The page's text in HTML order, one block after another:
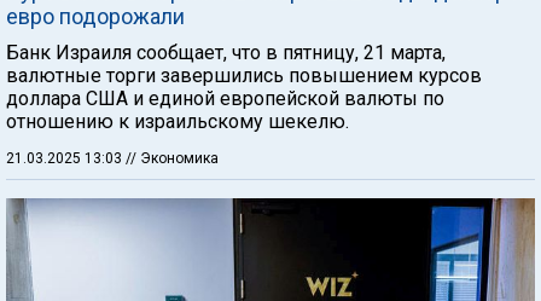
евро подорожали
Банк Израиля сообщает, что в пятницу, 21 марта,
валютные торги завершились повышением курсов
доллара США и единой европейской валюты по
отношению к израильскому шекелю.
21.03.2025 13:03 // Экономика